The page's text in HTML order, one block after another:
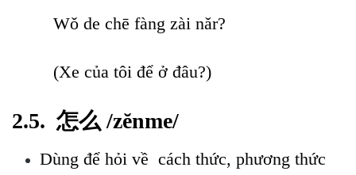
Wǒ de chē fàng zài nǎr?
(Xe của tôi để ở đâu?)
2.5. 怎么 /zĕnme/
Dùng để hỏi về cách thức, phương thức